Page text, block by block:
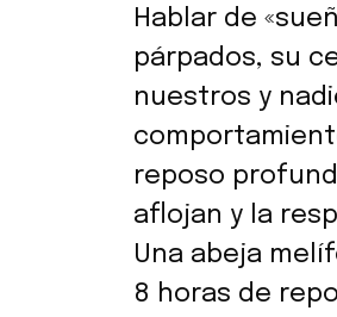
Hablar de
párpados, su
nuestros y
reposo
aflojan y la
Una abeja
8 horas de